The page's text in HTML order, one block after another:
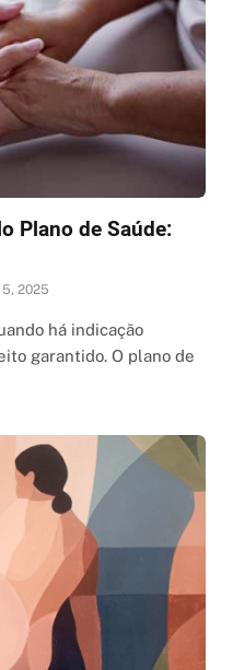
Plano de Saúde:
2025
há indicação
garantido. O plano de